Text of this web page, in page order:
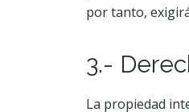
por tanto,
3.-
La propiedad